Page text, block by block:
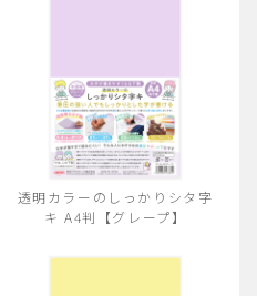
透明カラーのしっかりシタ字
キ A4判【グレープ】